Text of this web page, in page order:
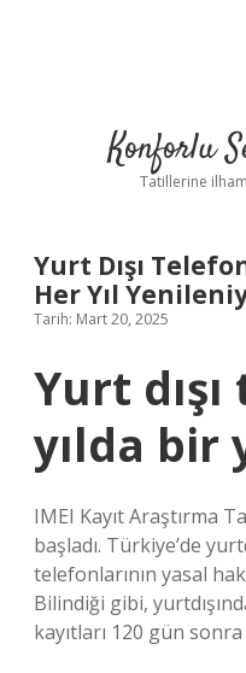
Konforlu
Tatillerine
Yurt Dışı
Her Yıl
Tarih: Mart 20, 2025
Yurt
yılda bir
IMEI Kayıt Araştırma
başladı. Türkiye’de
telefonlarının yasal
Bilindiği gibi,
kayıtları 120 gün